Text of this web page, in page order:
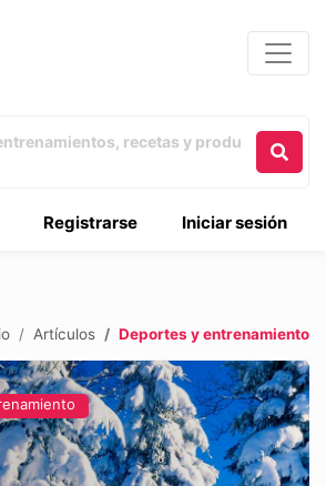
Iniciar sesión
Registrarse
Artículos Deportes y entrenamiento